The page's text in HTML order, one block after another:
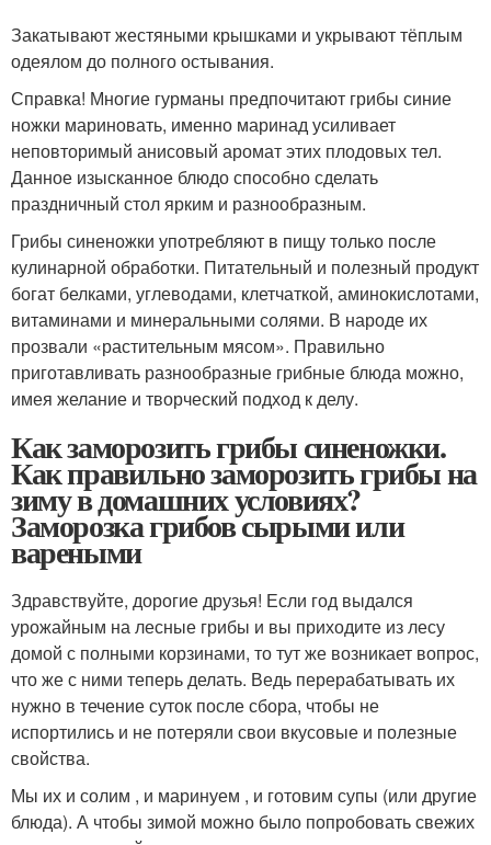
Закатывают жестяными крышками и укрывают тёплым
одеялом до полного остывания.
Справка! Многие гурманы предпочитают грибы синие
ножки мариновать, именно маринад усиливает
неповторимый анисовый аромат этих плодовых тел.
Данное изысканное блюдо способно сделать
праздничный стол ярким и разнообразным.
Грибы синеножки употребляют в пищу только после
кулинарной обработки. Питательный и полезный продукт
богат белками, углеводами, клетчаткой, аминокислотами,
витаминами и минеральными солями. В народе их
прозвали «растительным мясом». Правильно
приготавливать разнообразные грибные блюда можно,
имея желание и творческий подход к делу.
Как заморозить грибы синеножки.
Как правильно заморозить грибы на
зиму в домашних условиях?
Заморозка грибов сырыми или
вареными
Здравствуйте, дорогие друзья! Если год выдался
урожайным на лесные грибы и вы приходите из лесу
домой с полными корзинами, то тут же возникает вопрос,
что же с ними теперь делать. Ведь перерабатывать их
нужно в течение суток после сбора, чтобы не
испортились и не потеряли свои вкусовые и полезные
свойства.
Мы их и солим , и маринуем , и готовим супы (или другие
блюда). А чтобы зимой можно было попробовать свежих